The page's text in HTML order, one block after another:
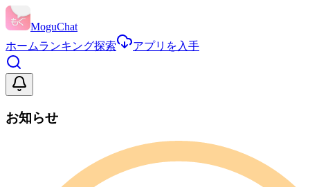
MoguChat
ホームランキング探索 アプリを入手
お知らせ